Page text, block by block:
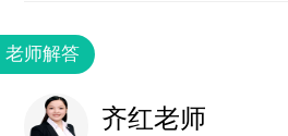
老师解答
齐红老师